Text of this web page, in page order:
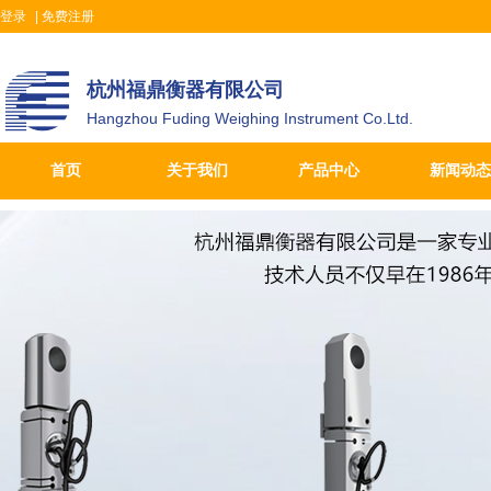
杭州福鼎衡器有限公司
Hangzhou Fuding Weighing Instrument Co.Ltd.
登录 免费注册
首页 关于我们 产品中心 新闻动态